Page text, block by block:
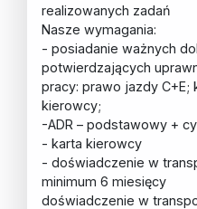
realizowanych zadań
Nasze wymagania:
- posiadanie ważnych
potwierdzających
pracy: prawo jazdy C+E;
kierowcy;
-ADR – podstawowy +
- karta kierowcy
- doświadczenie w
minimum 6 miesięcy
doświadczenie w